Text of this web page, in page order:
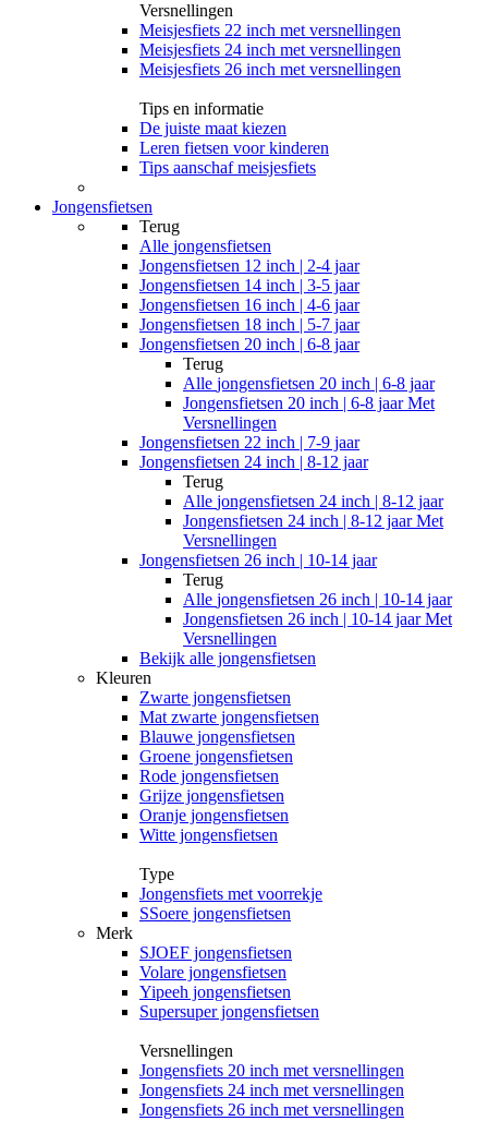
Versnellingen
Meisjesfiets 22 inch met versnellingen
Meisjesfiets 24 inch met versnellingen
Meisjesfiets 26 inch met versnellingen
Tips en informatie
De juiste maat kiezen
Leren fietsen voor kinderen
Tips aanschaf meisjesfiets
Jongensfietsen
Terug
Alle jongensfietsen
Jongensfietsen 12 inch | 2-4 jaar
Jongensfietsen 14 inch | 3-5 jaar
Jongensfietsen 16 inch | 4-6 jaar
Jongensfietsen 18 inch | 5-7 jaar
Jongensfietsen 20 inch | 6-8 jaar
Terug
Alle jongensfietsen 20 inch | 6-8 jaar
Jongensfietsen 20 inch | 6-8 jaar Met
Versnellingen
Jongensfietsen 22 inch | 7-9 jaar
Jongensfietsen 24 inch | 8-12 jaar
Terug
Alle jongensfietsen 24 inch | 8-12 jaar
Jongensfietsen 24 inch | 8-12 jaar Met
Versnellingen
Jongensfietsen 26 inch | 10-14 jaar
Terug
Alle jongensfietsen 26 inch | 10-14 jaar
Jongensfietsen 26 inch | 10-14 jaar Met
Versnellingen
Bekijk alle jongensfietsen
Kleuren
Zwarte jongensfietsen
Mat zwarte jongensfietsen
Blauwe jongensfietsen
Groene jongensfietsen
Rode jongensfietsen
Grijze jongensfietsen
Oranje jongensfietsen
Witte jongensfietsen
Type
Jongensfiets met voorrekje
SSoere jongensfietsen
Merk
SJOEF jongensfietsen
Volare jongensfietsen
Yipeeh jongensfietsen
Supersuper jongensfietsen
Versnellingen
Jongensfiets 20 inch met versnellingen
Jongensfiets 24 inch met versnellingen
Jongensfiets 26 inch met versnellingen